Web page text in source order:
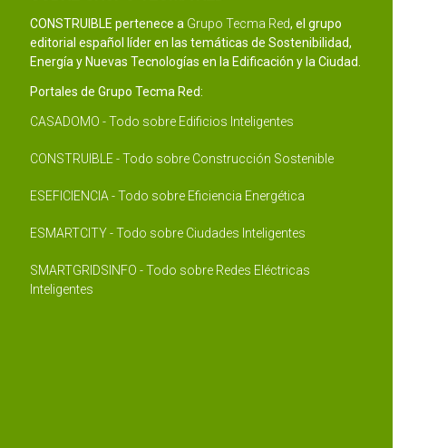
CONSTRUIBLE pertenece a Grupo Tecma Red, el grupo
editorial español líder en las temáticas de Sostenibilidad,
Energía y Nuevas Tecnologías en la Edificación y la Ciudad.
Portales de Grupo Tecma Red:
CASADOMO - Todo sobre Edificios Inteligentes
CONSTRUIBLE - Todo sobre Construcción Sostenible
ESEFICIENCIA - Todo sobre Eficiencia Energética
ESMARTCITY - Todo sobre Ciudades Inteligentes
SMARTGRIDSINFO - Todo sobre Redes Eléctricas
Inteligentes